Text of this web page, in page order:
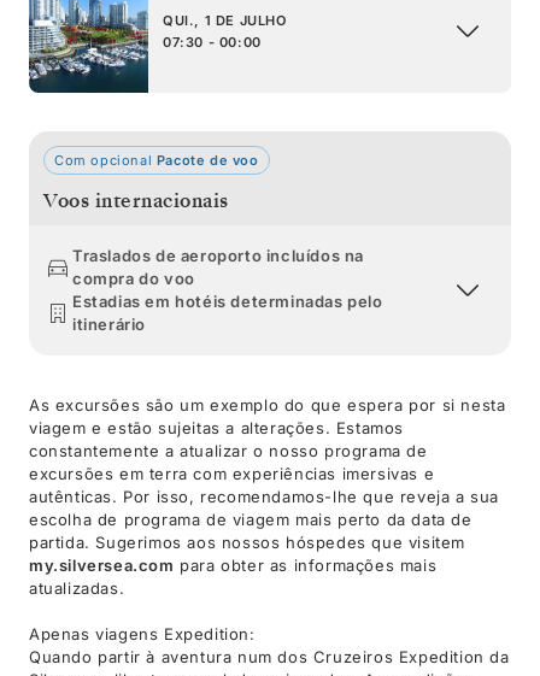
QUI., 1 DE JULHO
07:30 - 00:00
Com opcional Pacote de voo
Voos internacionais
Traslados de aeroporto incluídos na
compra do voo
Estadias em hotéis determinadas pelo
itinerário
As excursões são um exemplo do que espera por si nesta
viagem e estão sujeitas a alterações. Estamos
constantemente a atualizar o nosso programa de
excursões em terra com experiências imersivas e
autênticas. Por isso, recomendamos-lhe que reveja a sua
escolha de programa de viagem mais perto da data de
partida. Sugerimos aos nossos hóspedes que visitem
my.silversea.com para obter as informações mais
atualizadas.
Apenas viagens Expedition:
Quando partir à aventura num dos Cruzeiros Expedition da